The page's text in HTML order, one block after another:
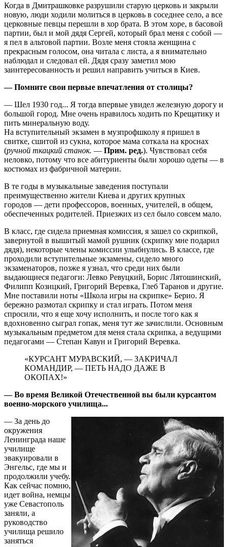
Когда в Дмитрашковке разрушили старую церковь и закрыли
новую, люди ходили молиться в церковь в соседнее село, а все
церковные певцы перешли в хор брата. В этом хоре, в басовой
партии, был и мой дядя Сергей, который брал меня с собой —
я пел в альтовой партии. Возле меня стояла женщина с
прекрасным голосом, она читала с листа, а я внимательно
наблюдал и следовал ей. Дядя сразу заметил мою
заинтересованность и решил направить учиться в Киев.
— Помните свои первые впечатления от столицы?
— Шел 1930 год... Я тогда впервые увидел железную дорогу и
большой город. Мне очень нравилось ходить по Крещатику и
пить минеральную воду.
На вступительный экзамен в музпрофшколу я пришел в
свитке, сшитой из сукна, которое мама соткала на кроснах
(ручной ткацкий станок. — Прим. ред.). Чувствовал себя
неловко, потому что все абитуриенты были хорошо одеты — в
костюмах из фабричной материи.
В те годы в музыкальные заведения поступали
преимущественно жители Киева и других крупных
городов — дети профессоров, военных, учителей, в общем,
обеспеченных родителей. Приезжих из сел было совсем мало.
В класс, где сидела приемная комиссия, я зашел со скрипкой,
завернутой в вышитый мамой рушник (скрипку мне подарил
дядя), некоторые члены комиссии улыбнулись. В классе, где
проходили вступительные экзамены, сидело много
экзаменаторов, позже я узнал, что среди них были
выдающиеся педагоги: Левко Ревуцкий, Борис Лятошинский,
Филипп Козицкий, Григорий Веревка, Глеб Таранов и другие.
Мне поставили ноты «Школа игры на скрипке» Берио. Я
бережно размотал скрипку и стал играть. Потом меня
спросили, что я еще хочу исполнить, и после того как я
вдохновенно сыграл гопак, меня тут же зачислили. Основным
музыкальным предметом для меня стала скрипка, а ведущими
педагогами — Степан Кавун и Григорий Веревка.
«КУРСАНТ МУРАВСКИЙ, — ЗАКРИЧАЛ
КОМАНДИР, — ПЕТЬ НАДО ДАЖЕ В
ОКОПАХ!»
— Во время Великой Отечественной вы были курсантом
военно-морского училища...
— За день до
окружения
Ленинграда наше
училище
эвакуировали в
Энгельс, где мы и
продолжили учебу.
Как сейчас помню,
идет война, немцы
уже Севастополь
заняли, а
руководство
училища решило
заняться